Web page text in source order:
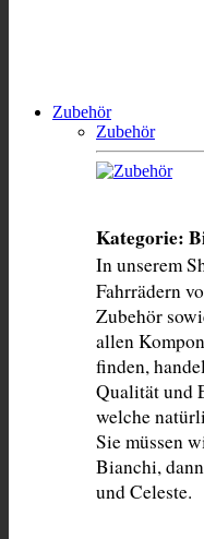
Zubehör
Zubehör
Kategorie:
In unserem
Fahrrädern
Zubehör
allen
finden,
Qualität und
welche
Sie müssen
Bianchi,
und Celeste.